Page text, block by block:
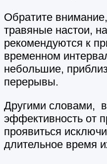
Обратите
травяные настои,
рекомендуются к
временном
небольшие,
перерывы.
Другими словами,
эффективность от
проявиться
длительное время